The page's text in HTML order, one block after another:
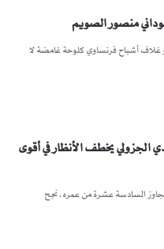
منصور الصويم
غلاف أشباح فرنساوي كلوحة غامضة لا
يخطف الأنظار في أقوى
السادسة عشرة من عمره، نجح